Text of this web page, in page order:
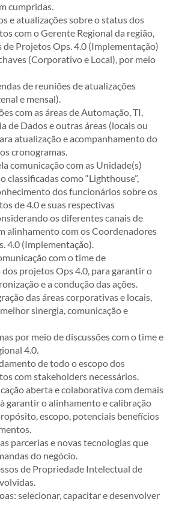
cumpridas.
e atualizações sobre o status dos
com o Gerente Regional da região,
Projetos Ops. 4.0 (Implementação)
(Corporativo e Local), por meio
de reuniões de atualizações
e mensal).
com as áreas de Automação, TI,
de Dados e outras áreas (locais ou
atualização e acompanhamento do
cronogramas.
comunicação com as Unidade(s)
classificadas como “Lighthouse”,
dos funcionários sobre os
de 4.0 e suas respectivas
os diferentes canais de
alinhamento com os Coordenadores
4.0 (Implementação).
com o time de
projetos Ops 4.0, para garantir o
e a condução das ações.
das áreas corporativas e locais,
sinergia, comunicação e
por meio de discussões com o time e
4.0.
de todo o escopo dos
com stakeholders necessários.
aberta e colaborativa com demais
garantir o alinhamento e calibração
escopo, potenciais benefícios
parcerias e novas tecnologias que
do negócio.
de Propriedade Intelectual de
selecionar, capacitar e desenvolver